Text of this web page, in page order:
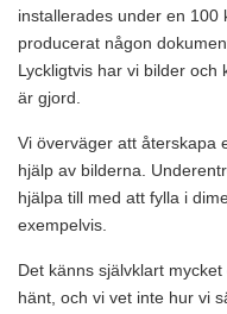
installerades under en 100
producerat någon
Lyckligtvis har vi bilder och
är gjord.
Vi överväger att återskapa
hjälp av bilderna.
hjälpa till med att fylla i
exempelvis.
Det känns självklart
hänt, och vi vet inte hur vi